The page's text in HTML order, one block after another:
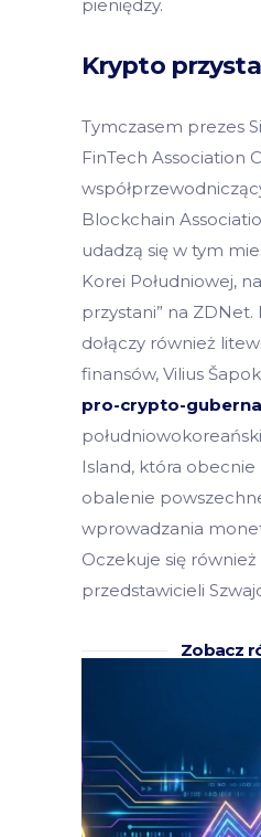
pieniędzy.
Krypto
Tymczasem prezes
FinTech Association
Blockchain
udadzą się w tym
Korei Południowej,
przystani” na
dołączy również
finansów, Vilius
pro-crypto-
Island, która obecnie
obalenie
wprowadzania
Oczekuje się również
przedstawicieli
Zobacz